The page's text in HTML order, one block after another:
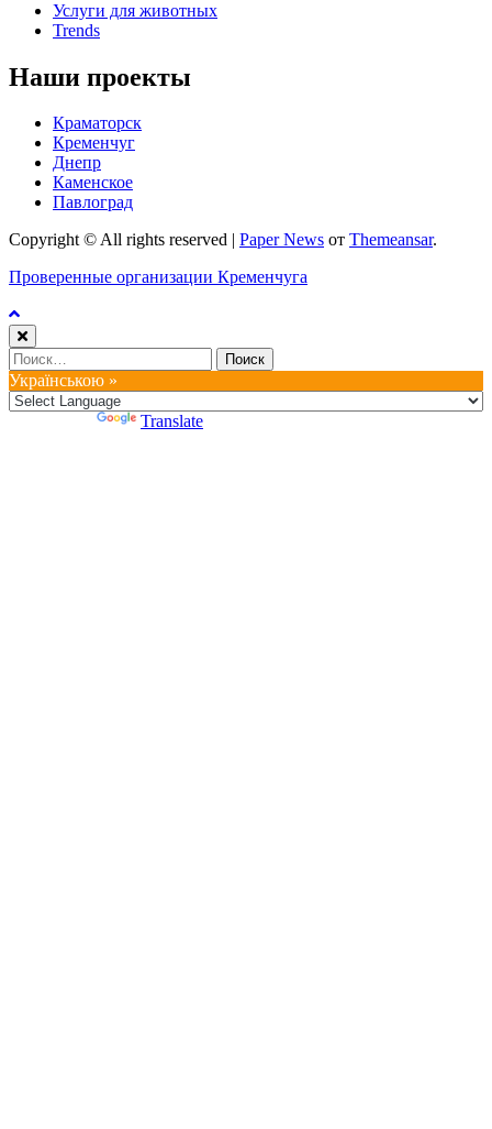
Услуги для животных
Trends
Наши проекты
Краматорск
Кременчуг
Днепр
Каменское
Павлоград
Copyright © All rights reserved
Paper News от Themeansar.
Проверенные организации Кременчуга
Найти:
Українською »
Translate